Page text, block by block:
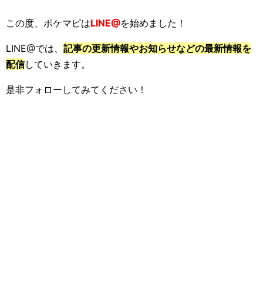
この度、ポケマピはLINE@を始めました！
LINE@では、 記事の更新情報やお知らせなどの最新情報を
配信していきます。
是非フォローしてみてください！